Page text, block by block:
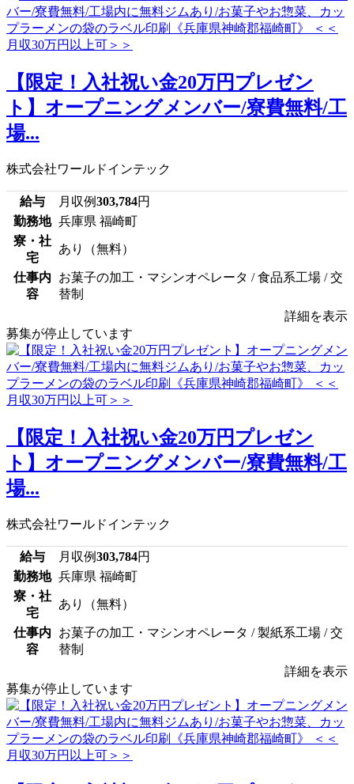
【限定！入社祝い金20万円プレゼン
ト】オープニングメンバー/寮費無料/工
場...
株式会社ワールドインテック
給与 月収例303,784円
勤務地 兵庫県 福崎町
寮・社
宅
あり（無料）
仕事内
容
お菓子の加工・マシンオペレータ / 食品系工場 / 交
替制
詳細を表示
募集が停止しています
【限定！入社祝い金20万円プレゼン
ト】オープニングメンバー/寮費無料/工
場...
株式会社ワールドインテック
給与 月収例303,784円
勤務地 兵庫県 福崎町
寮・社
宅
あり（無料）
仕事内
容
お菓子の加工・マシンオペレータ / 製紙系工場 / 交
替制
詳細を表示
募集が停止しています